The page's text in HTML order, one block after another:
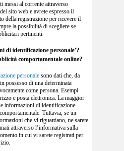
messi al corrente attraverso
sito web e avrete espresso il
della registrazione per ricevere il
la possibilità di scegliere se
pertinenti.
di identificazione personale’?
comportamentale online?
personale sono dati che, da
possesso di una determinata
come persona. Esempi
e posta elettronica. La maggior
informazioni di identificazione
Tuttavia, se un
che vi riguardano, ne sarete
attraverso l’informativa sulla
in cui vi sarete registrati per